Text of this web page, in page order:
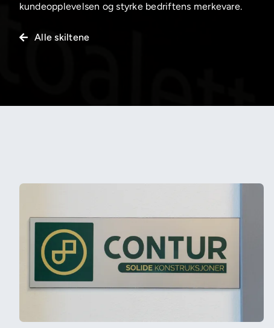
kundeopplevelsen og styrke bedriftens merkevare.
Alle skiltene